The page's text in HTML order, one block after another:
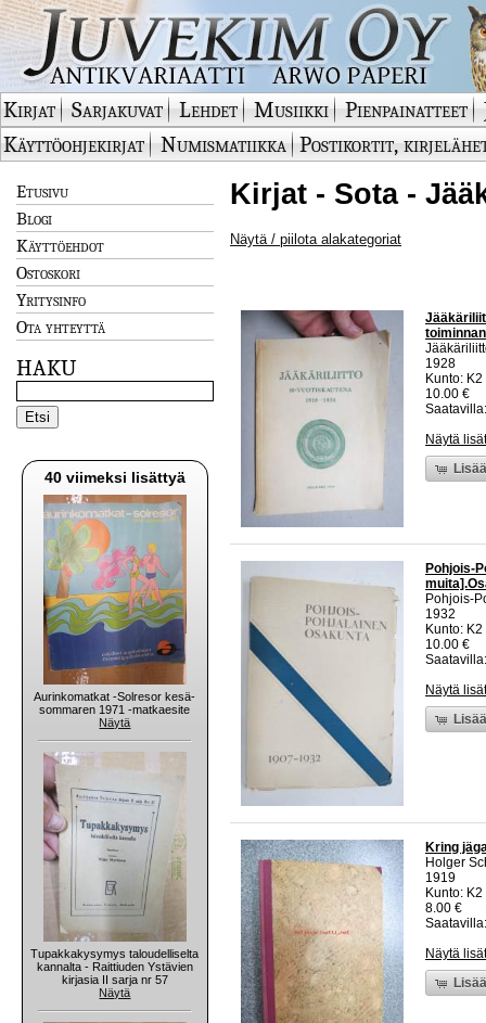
Kirjat Sarjakuvat Lehdet Musiikki Pienpainatteet
Käyttöohjekirjat
Numismatiikka Postikortit,
Etusivu
Blogi
Käyttöehdot
Ostoskori
Yritysinfo
Ota yhteyttä
HAKU
40 viimeksi lisättyä
Aurinkomatkat -Solresor kesä-
sommaren 1971 -matkaesite
Näytä
Tupakkakysymys taloudelliselta
kannalta - Raittiuden Ystävien
kirjasia II sarja nr 57
Näytä
Kirjat - Sota -
Näytä / piilota alakategoriat
1928
Kunto:
10.00 €
Näytä
Pohjois-
Pohjois-
1932
Kunto:
10.00 €
Näytä
Kring
Holger
1919
Kunto:
8.00 €
Näytä